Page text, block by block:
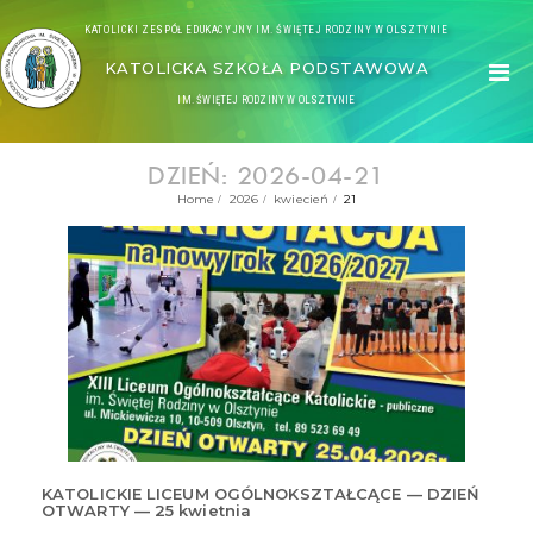
KATOLICKI ZESPÓŁ EDUKACYJNY IM. ŚWIĘTEJ RODZINY W OLSZTYNIE
KATOLICKA SZKOŁA PODSTAWOWA
IM. ŚWIĘTEJ RODZINY W OLSZTYNIE
DZIEŃ: 2026-04-21
Home 2026 kwiecień 21
KATOLICKIE LICEUM OGÓLNOKSZTAŁCĄCE — DZIEŃ
OTWARTY — 25 kwietnia